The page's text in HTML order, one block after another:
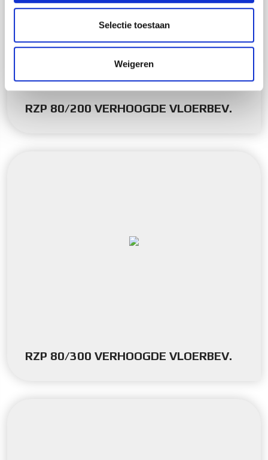
partners voor social media, adverteren en analyse. Deze
partners kunnen deze gegevens combineren met andere
verzameld op basis van uw gebruik van hun services.
Selectie toestaan
Weigeren
RZP 80/200 VERHOOGDE VLOERBEV.
RZP 80/300 VERHOOGDE VLOERBEV.